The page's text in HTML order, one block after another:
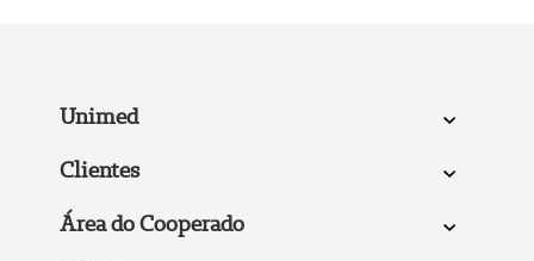
Unimed
Clientes
Área do Cooperado